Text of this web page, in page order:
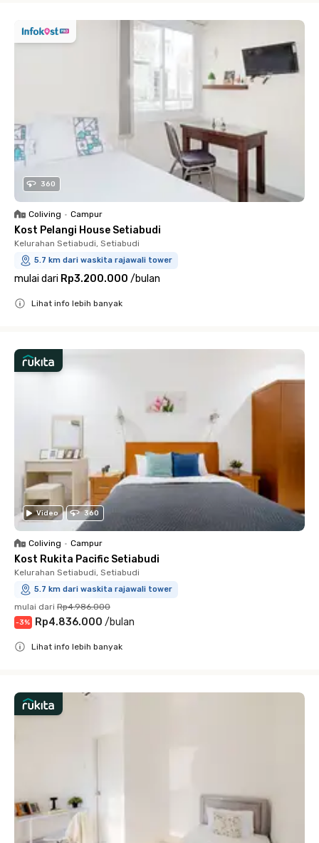
360
Coliving • Campur
Kost Pelangi House Setiabudi
Kelurahan Setiabudi, Setiabudi
5.7 km dari waskita rajawali tower
mulai dari Rp3.200.000 /bulan
Lihat info lebih banyak
Video 360
Coliving • Campur
Kost Rukita Pacific Setiabudi
Kelurahan Setiabudi, Setiabudi
5.7 km dari waskita rajawali tower
mulai dari Rp4.986.000
-3% Rp4.836.000 /bulan
Lihat info lebih banyak